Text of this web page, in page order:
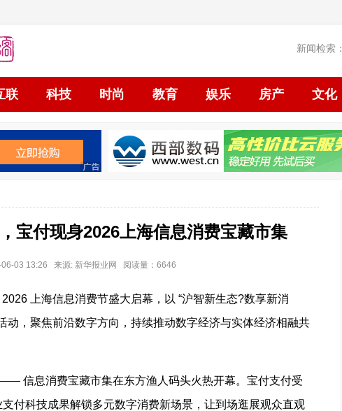
新闻检索：
联 科技 时尚 教育 娱乐 房产 文化
宝付现身2026上海信息消费宝藏市集
03 13:26 来源: 新华报业网 阅读量：6646
上海信息消费节盛大启幕，以 “沪智新生态?数享新消
动，聚焦前沿数字方向，持续推动数字经济与实体经济相融共
信息消费宝藏市集在东方渔人码头火热开幕。宝付支付受
付科技成果解锁多元数字消费新场景，让到场逛展观众直观